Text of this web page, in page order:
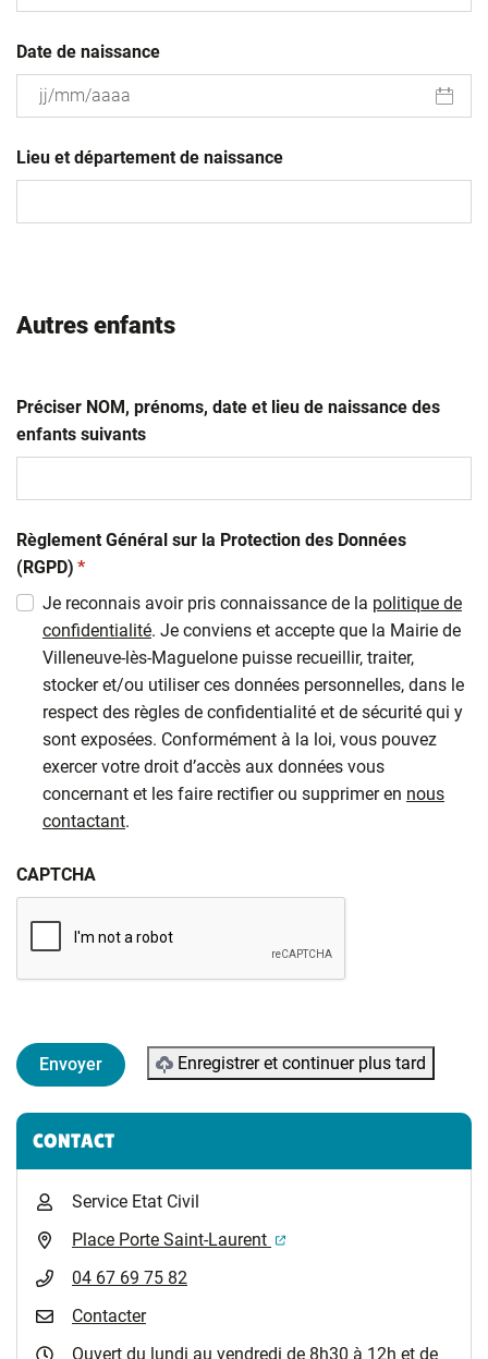
Date de naissance
slash
MM
Lieu et département de naissance
Autres enfants
Préciser NOM, prénoms, date et lieu de naissance des
enfants suivants
Règlement Général sur la Protection des Données
(RGPD) (obligatoire)
*
Je reconnais avoir pris connaissance de la politique de
confidentialité. Je conviens et accepte que la Mairie de
Villeneuve-lès-Maguelone puisse recueillir, traiter,
stocker et/ou utiliser ces données personnelles, dans le
respect des règles de confidentialité et de sécurité qui y
sont exposées. Conformément à la loi, vous pouvez
exercer votre droit d’accès aux données vous
concernant et les faire rectifier ou supprimer en nous
contactant.
CAPTCHA
Enregistrer et continuer plus tard
Informations complémentaires
CONTACT
Service Etat Civil
Place Porte Saint-Laurent
(ouverture dans un
04 67 69 75 82
Contacter
Ouvert du lundi au vendredi de 8h30 à 12h et de